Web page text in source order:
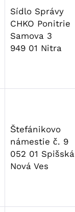
Sídlo Správy
CHKO Ponitrie
Samova 3
949 01 Nitra
Štefánikovo
námestie č. 9
052 01 Spišská
Nová Ves